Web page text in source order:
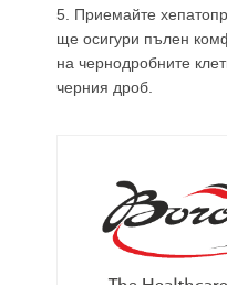
5. Приемайте
ще осигури пълен
на чернодробните
черния дроб.